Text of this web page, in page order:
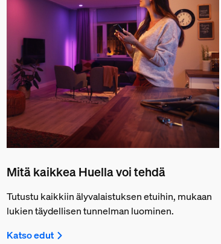
Mitä kaikkea Huella voi tehdä
Tutustu kaikkiin älyvalaistuksen etuihin, mukaan
lukien täydellisen tunnelman luominen.
Katso edut